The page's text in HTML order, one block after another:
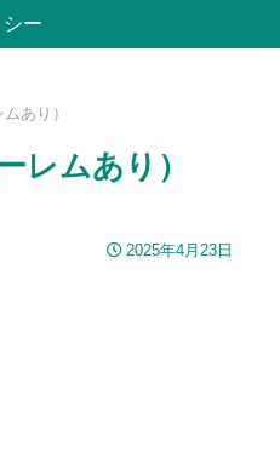
ー
あり）
レムあり）
2025年4月23日